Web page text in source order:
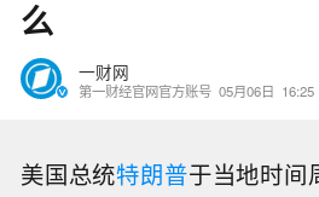
么
一财网
第一财经官网官方账号 05月06日 16:25
美国总统特朗普于当地时间